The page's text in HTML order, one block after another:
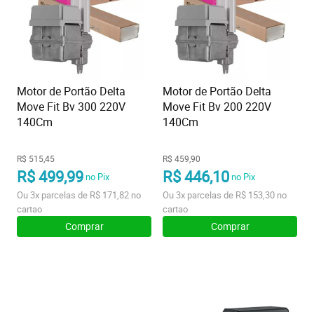
Motor de Portão Delta
Move Fit Bv 300 220V
140Cm
R$ 515,45
R$ 499,99no Pix
Ou3x parcelas de R$ 171,82 no
cartao
Comprar
Motor de Portão Delta
Move Fit Bv 200 220V
140Cm
R$ 459,90
R$ 446,10no Pix
Ou3x parcelas de R$ 153,30 no
cartao
Comprar